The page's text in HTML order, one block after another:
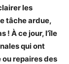
les
tâche ardue,
! À ce jour, l’île
qui ont
ou repaires des